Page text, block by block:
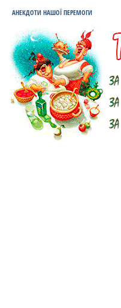
АНЕКДОТИ НАШОЇ ПЕРЕМОГИ